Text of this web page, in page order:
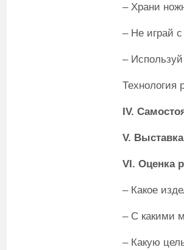
– Храни
– Не играй
–
Технология
IV.
V.
VI. Оценка
– Какое
– С какими
– Какую